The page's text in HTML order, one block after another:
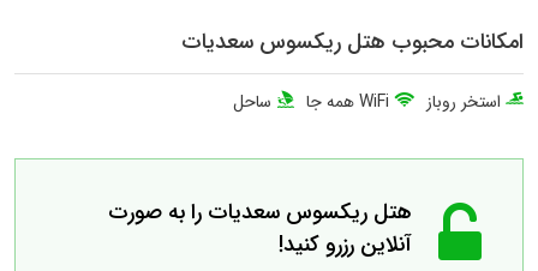
امکانات محبوب هتل ریکسوس سعدیات
استخر روباز WiFi همه جا ساحل
هتل ریکسوس سعدیات را به صورت
آنلاین رزرو کنید!